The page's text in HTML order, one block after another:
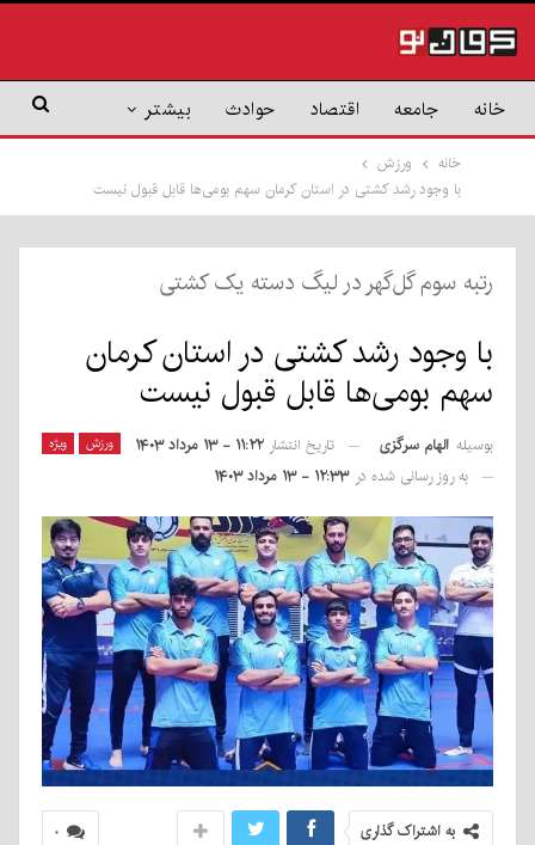
خانه جامعه اقتصاد حوادث بیشتر
خانه
ورزش
با وجود رشد کشتی در استان کرمان سهم بومی‌ها قابل قبول نیست
رتبه سوم گل‌گهر در لیگ دسته یک کشتی
با وجود رشد کشتی در استان کرمان
سهم بومی‌ها قابل قبول نیست
ورزش ویژه بوسیله الهام سرگزی تاریخ انتشار ۱۱:۲۲ - ۱۳ مرداد ۱۴۰۳
به روز رسانی شده در ۱۲:۳۳ - ۱۳ مرداد ۱۴۰۳
۰ به اشتراک گذاری